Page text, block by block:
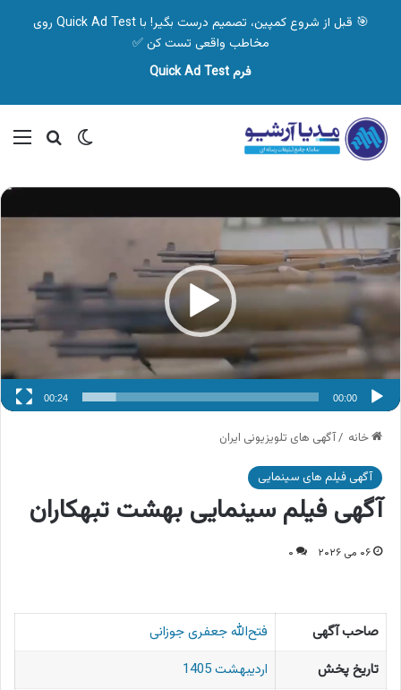
🎯 قبل از شروع کمپین، تصمیم درست بگیر! با Quick Ad Test روی
مخاطب واقعی تست کن ✅
فرم Quick Ad Test
تغییر پوسته
نمایشگر
ویدیو
00:00
00:24
خانه /آگهی های تلویزیونی ایران
آگهی فیلم های سینمایی
آگهی فیلم سینمایی بهشت تبهکاران
۰۶ می ۲۰۲۶ ۰
صاحب آگهی
فتح‌الله جعفری جوزانی
تاریخ پخش
اردیبهشت 1405